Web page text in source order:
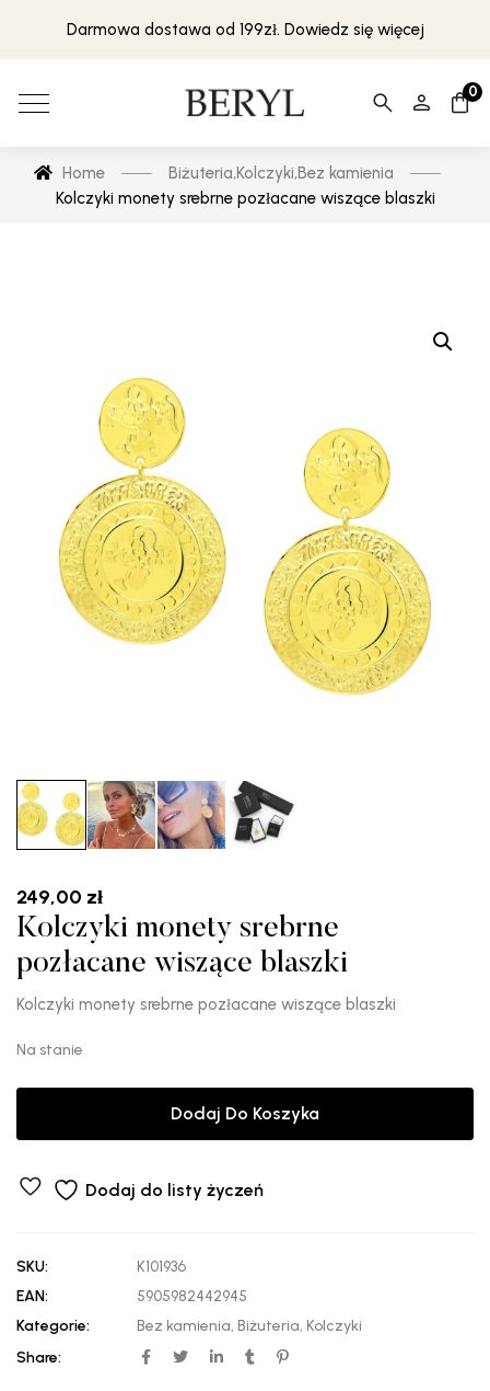
Darmowa dostawa od 199zł. Dowiedz się więcej
0
Home Biżuteria,Kolczyki,Bez kamienia
Kolczyki monety srebrne pozłacane wiszące blaszki
249,00 zł
Kolczyki monety srebrne
pozłacane wiszące blaszki
Kolczyki monety srebrne pozłacane wiszące blaszki
Na stanie
Dodaj Do Koszyka
Dodaj do listy życzeń
SKU:
K101936
EAN:
5905982442945
Kategorie:
Bez kamienia, Biżuteria, Kolczyki
Share: